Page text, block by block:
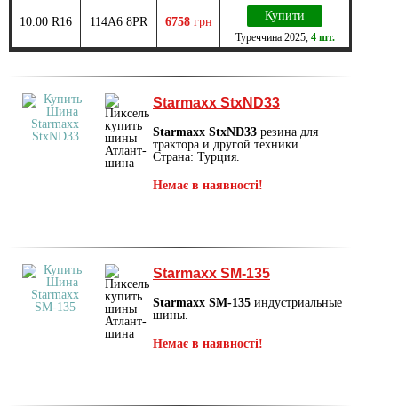
10.00 R16 114A6 8PR 6758 грн Купити
Туреччина2025, 4 шт.
Starmaxx StxND33
Starmaxx StxND33 резина для
трактора и другой техники.
Страна: Турция.
Немає в наявності!
Starmaxx SM-135
Starmaxx SM-135 индустриальные
шины.
Немає в наявності!